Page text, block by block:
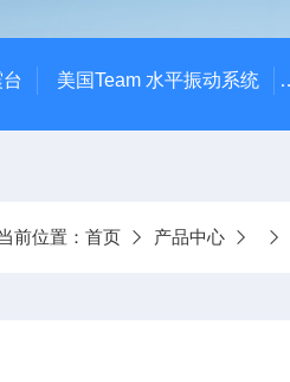
美国Team 水平振动系统
前位置： 首页 产品中心